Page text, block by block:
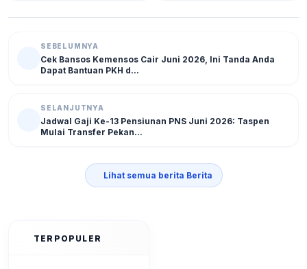
SEBELUMNYA
Cek Bansos Kemensos Cair Juni 2026, Ini Tanda Anda
Dapat Bantuan PKH d...
SELANJUTNYA
Jadwal Gaji Ke-13 Pensiunan PNS Juni 2026: Taspen
Mulai Transfer Pekan...
Lihat semua berita Berita
TERPOPULER